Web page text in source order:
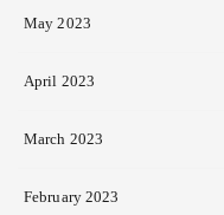
May 2023
April 2023
March 2023
February 2023